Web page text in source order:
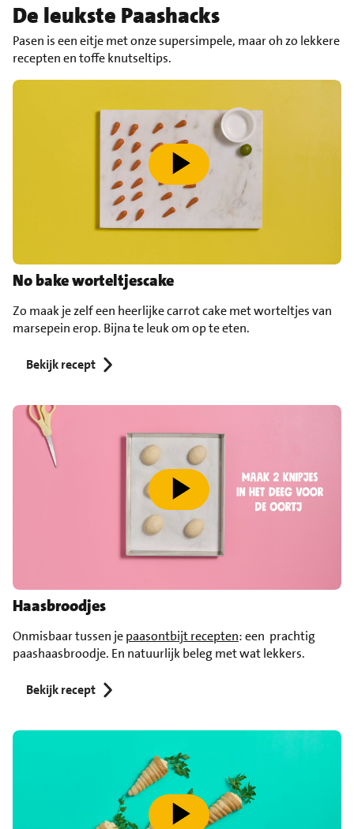
De leukste Paashacks
Pasen is een eitje met onze supersimpele, maar oh zo lekkere
recepten en toffe knutseltips.
speel video af
No bake worteltjescake
Zo maak je zelf een heerlijke carrot cake met worteltjes van
marsepein erop. Bijna te leuk om op te eten.
Bekijk recept
speel video af
Haasbroodjes
Onmisbaar tussen jepaasontbijt recepten: een prachtig
paashaasbroodje. En natuurlijk beleg met wat lekkers.
Bekijk recept
speel video af